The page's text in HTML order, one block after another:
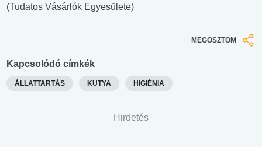
(Tudatos Vásárlók Egyesülete)
MEGOSZTOM
Kapcsolódó címkék
ÁLLATTARTÁS KUTYA HIGIÉNIA
Hirdetés